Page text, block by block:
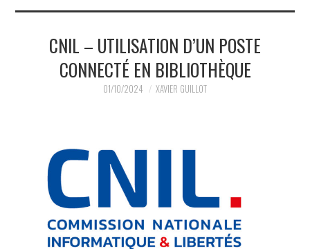
ACTIVITÉS
JOURNÉES D’ÉTUDE
CNIL – UTILISATION D’UN POSTE
CONNECTÉ EN BIBLIOTHÈQUE
01/10/2024 XAVIER GUILLOT